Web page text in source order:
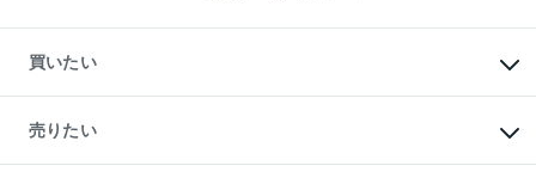
買いたい
新築・分譲マンションの購入
中古マンションの購入
一戸建ての購入
売りたい